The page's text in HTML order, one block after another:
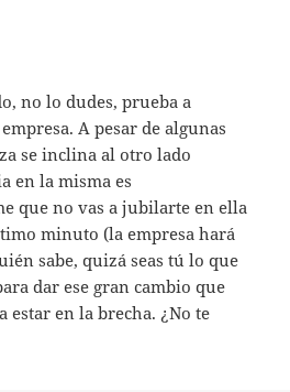
no lo dudes, prueba a
A pesar de algunas
se inclina al otro lado
en la misma es
que no vas a jubilarte en ella
minuto (la empresa hará
sabe, quizá seas tú lo que
dar ese gran cambio que
estar en la brecha. ¿No te